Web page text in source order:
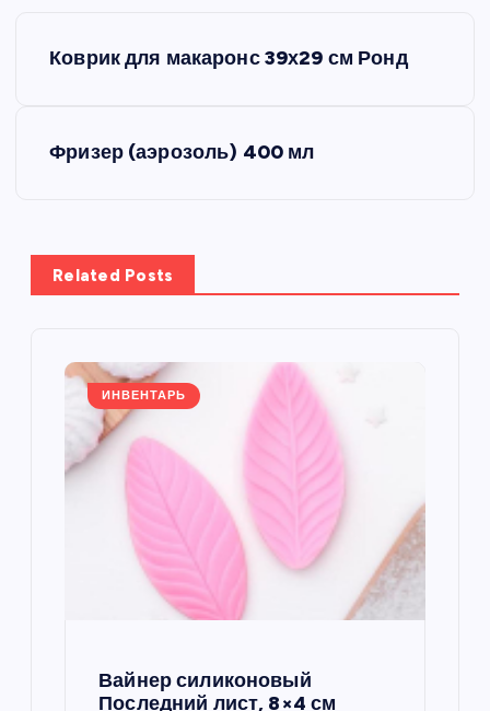
г
а
Коврик для макаронс 39х29 см Ронд
Фризер (аэрозоль) 400 мл
Related Posts
ИНВЕНТАРЬ
Вайнер силиконовый
Последний лист, 8×4 см